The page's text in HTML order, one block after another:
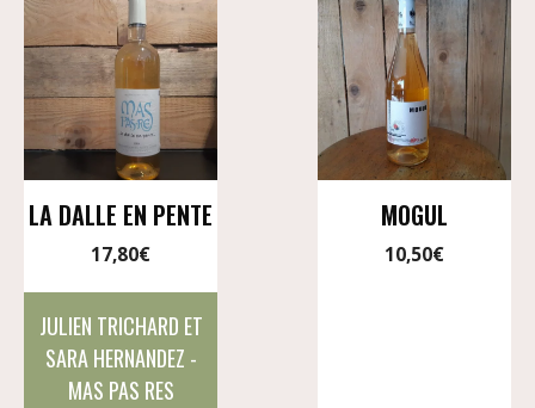
LA DALLE EN PENTE
17,80€
JULIEN TRICHARD ET
SARA HERNANDEZ -
MAS PAS RES
MOGUL
10,50€